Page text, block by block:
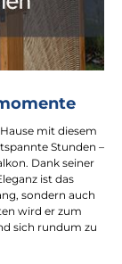
mit diesem
Stunden –
Dank seiner
ist das
sondern auch
wird er zum
sich rundum zu